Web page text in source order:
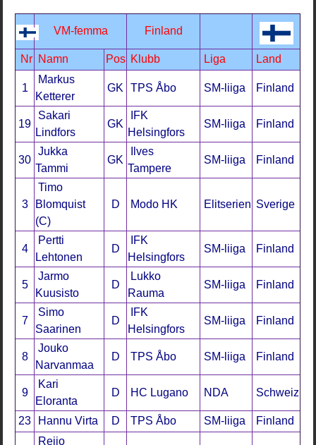
VM-femma Finland
Nr Namn Pos Klubb Liga Land
1
Markus
Ketterer
GK TPS Åbo SM-liiga Finland
19
Sakari
Lindfors
GK
IFK
Helsingfors
SM-liiga Finland
30
Jukka
Tammi
GK
Ilves
Tampere
SM-liiga Finland
3
Timo
Blomquist
(C)
D Modo HK Elitserien Sverige
4
Pertti
Lehtonen
D
IFK
Helsingfors
SM-liiga Finland
5
Jarmo
Kuusisto
D
Lukko
Rauma
SM-liiga Finland
7
Simo
Saarinen
D
IFK
Helsingfors
SM-liiga Finland
8
Jouko
Narvanmaa
D TPS Åbo SM-liiga Finland
9
Kari
Eloranta
D HC Lugano NDA Schweiz
23 Hannu Virta D TPS Åbo SM-liiga Finland
Reijo